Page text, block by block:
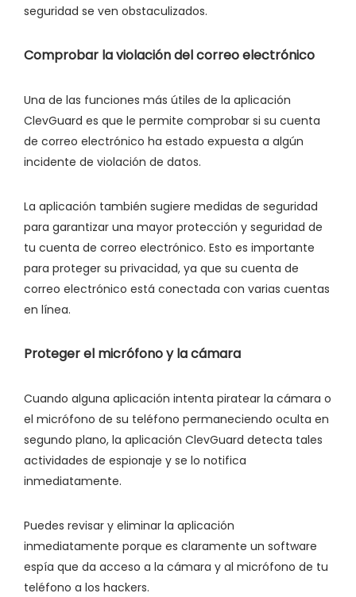
seguridad se ven obstaculizados.
Comprobar la violación del correo electrónico
Una de las funciones más útiles de la aplicación
ClevGuard es que le permite comprobar si su cuenta
de correo electrónico ha estado expuesta a algún
incidente de violación de datos.
La aplicación también sugiere medidas de seguridad
para garantizar una mayor protección y seguridad de
tu cuenta de correo electrónico. Esto es importante
para proteger su privacidad, ya que su cuenta de
correo electrónico está conectada con varias cuentas
en línea.
Proteger el micrófono y la cámara
Cuando alguna aplicación intenta piratear la cámara o
el micrófono de su teléfono permaneciendo oculta en
segundo plano, la aplicación ClevGuard detecta tales
actividades de espionaje y se lo notifica
inmediatamente.
Puedes revisar y eliminar la aplicación
inmediatamente porque es claramente un software
espía que da acceso a la cámara y al micrófono de tu
teléfono a los hackers.